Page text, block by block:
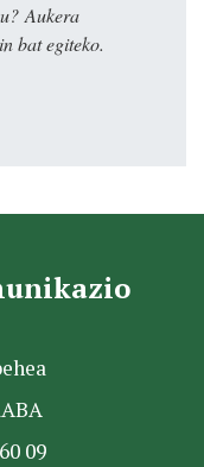
Aukera
bat egiteko.
09